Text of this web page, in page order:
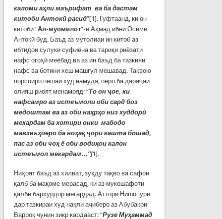
каломи аҳли маърифат ва ба дастам
китоби Антокӣ расид”[1]. Гуфтаанд, ки он
китоби “Ал-муомилот”-и Аҳмад ибни Осими
Антокӣ буд. Баъд аз мутолиаи ин китоб аз
ибтидои сулуки суфиёна ва тариқи риёзати
нафс огоҳӣ меёбад ва аз ин баъд ба тазкияи
нафс ва ботини хеш машғул мешавад. Тақвою
порсоиро пешаи худ намуда, онро ба дараҷаи
олияш риоят менамояд: “То он ҷое, ки
нафсамро аз истеъмоли оби сард боз
медоштам ва аз оби наҳрҳо низ худдорӣ
мекардам ба хотири онки мабодо
мавзеъҳоеро ба ноҳақ ҷорӣ гашта бошад,
пас аз оби чоҳ ё оби водиҳои калон
истеъмол мекардам...”[1].
Ниҳоят баъд аз хилват, зуҳду тақво ва сафои
қалб ба мақоме мерасад, ки аз мукошафоти
қалбӣ бархӯрдор мегардад. Аттори Нишопурӣ
дар тазкираи худ нақли аҷиберо аз Абубакри
Варроқ чунин зикр кардааст: “Рузе Муҳаммад